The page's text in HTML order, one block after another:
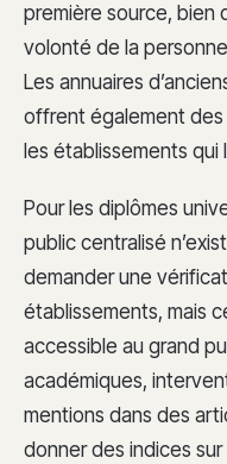
première source, bien
volonté de la
Les annuaires
offrent également des
les établissements qui
Pour les diplômes
public centralisé
demander une
établissements, mais
accessible au grand
académiques,
mentions dans des
donner des indices sur